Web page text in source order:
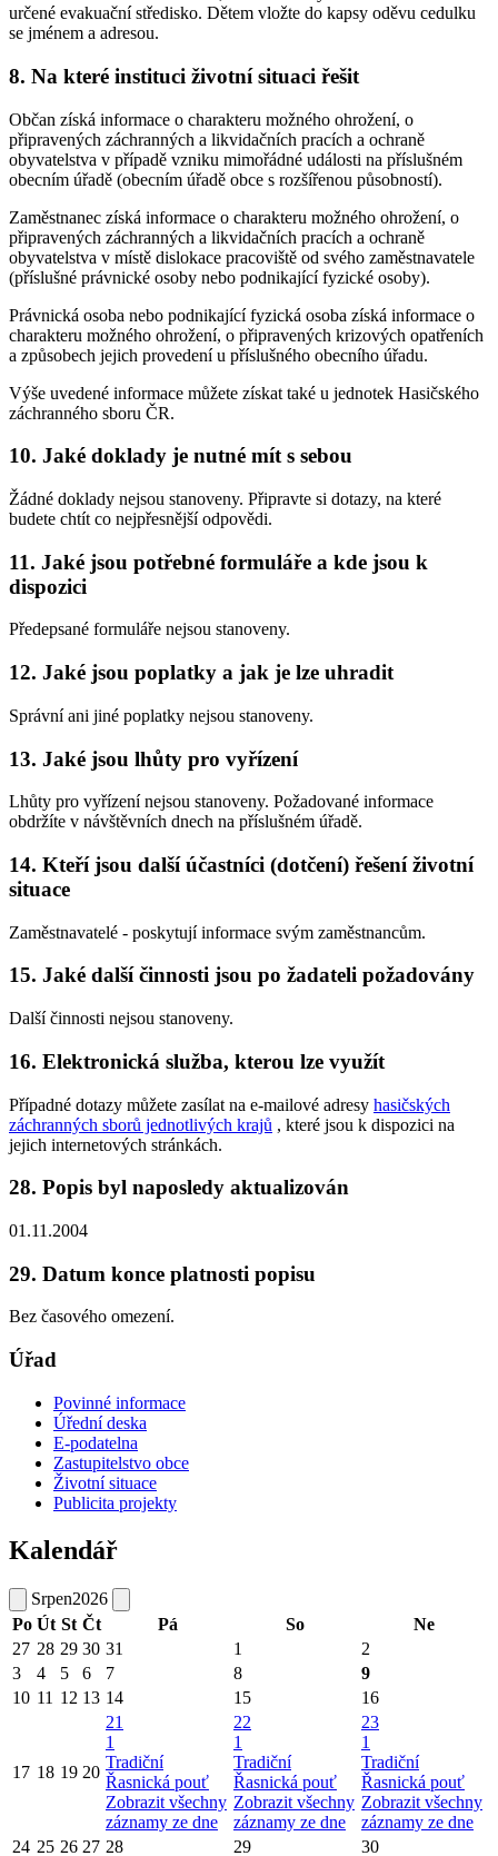
určené evakuační středisko. Dětem vložte do kapsy oděvu cedulku
se jménem a adresou.
8. Na které instituci životní situaci řešit
Občan získá informace o charakteru možného ohrožení, o
připravených záchranných a likvidačních pracích a ochraně
obyvatelstva v případě vzniku mimořádné události na příslušném
obecním úřadě (obecním úřadě obce s rozšířenou působností).
Zaměstnanec získá informace o charakteru možného ohrožení, o
připravených záchranných a likvidačních pracích a ochraně
obyvatelstva v místě dislokace pracoviště od svého zaměstnavatele
(příslušné právnické osoby nebo podnikající fyzické osoby).
Právnická osoba nebo podnikající fyzická osoba získá informace o
charakteru možného ohrožení, o připravených krizových opatřeních
a způsobech jejich provedení u příslušného obecního úřadu.
Výše uvedené informace můžete získat také u jednotek Hasičského
záchranného sboru ČR.
10. Jaké doklady je nutné mít s sebou
Žádné doklady nejsou stanoveny. Připravte si dotazy, na které
budete chtít co nejpřesnější odpovědi.
11. Jaké jsou potřebné formuláře a kde jsou k
dispozici
Předepsané formuláře nejsou stanoveny.
12. Jaké jsou poplatky a jak je lze uhradit
Správní ani jiné poplatky nejsou stanoveny.
13. Jaké jsou lhůty pro vyřízení
Lhůty pro vyřízení nejsou stanoveny. Požadované informace
obdržíte v návštěvních dnech na příslušném úřadě.
14. Kteří jsou další účastníci (dotčení) řešení životní
situace
Zaměstnavatelé - poskytují informace svým zaměstnancům.
15. Jaké další činnosti jsou po žadateli požadovány
Další činnosti nejsou stanoveny.
16. Elektronická služba, kterou lze využít
Případné dotazy můžete zasílat na e-mailové adresy hasičských
záchranných sborů jednotlivých krajů , které jsou k dispozici na
jejich internetových stránkách.
28. Popis byl naposledy aktualizován
01.11.2004
29. Datum konce platnosti popisu
Bez časového omezení.
Úřad
Povinné informace
Úřední deska
E-podatelna
Zastupitelstvo obce
Životní situace
Publicita projekty
Kalendář
Srpen2026
Po Út St Čt Pá So
Ne
27 28 29 30 31 1
2
3
4 5 6 7 8
9
10 11 12 13 14 15 16
17 18 19 20
21
1
Tradiční
Řasnická pouť
Zobrazit všechny
záznamy ze dne
22
1
Tradiční
Řasnická pouť
Zobrazit všechny
záznamy ze dne
23
1
Tradiční
Řasnická pouť
Zobrazit všechny
záznamy ze dne
24 25 26 27 28 29 30